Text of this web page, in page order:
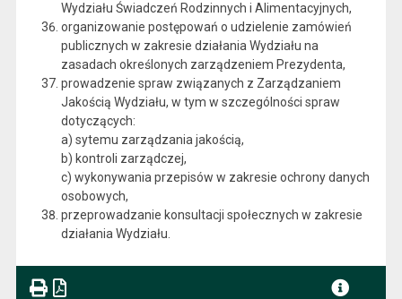
Wydziału Świadczeń Rodzinnych i Alimentacyjnych,
organizowanie postępowań o udzielenie zamówień
publicznych w zakresie działania Wydziału na
zasadach określonych zarządzeniem Prezydenta,
prowadzenie spraw związanych z Zarządzaniem
Jakością Wydziału, w tym w szczególności spraw
dotyczących:
a) sytemu zarządzania jakością,
b) kontroli zarządczej,
c) wykonywania przepisów w zakresie ochrony danych
osobowych,
przeprowadzanie konsultacji społecznych w zakresie
działania Wydziału.